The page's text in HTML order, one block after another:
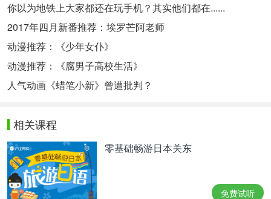
你以为地铁上大家都还在玩手机？其实他们都在......
2017年四月新番推荐：埃罗芒阿老师
动漫推荐：《少年女仆》
动漫推荐：《腐男子高校生活》
人气动画《蜡笔小新》曾遭批判？
相关课程
零基础畅游日本关东
免费试听